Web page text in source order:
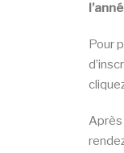
Pour
Après